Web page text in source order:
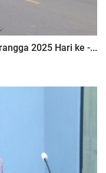
2025 Hari ke -...